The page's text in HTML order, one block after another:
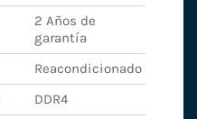
2 Años de
garantía
Reacondicionado
DDR4